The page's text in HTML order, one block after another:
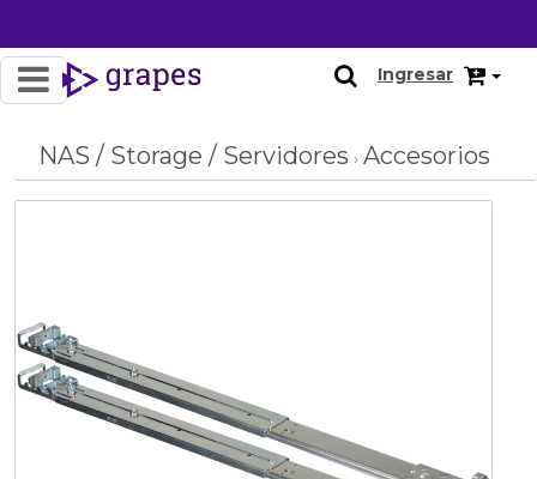
Ingresar
NAS / Storage / Servidores › Accesorios